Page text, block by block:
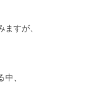
すが、
、